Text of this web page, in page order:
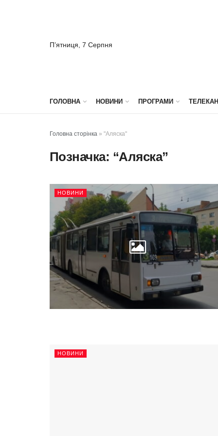
П’ятниця, 7 Серпня
ГОЛОВНА НОВИНИ ПРОГРАМИ
Головна сторінка » "Аляска"
Позначка: “Аляска”
НОВИНИ
НОВИНИ